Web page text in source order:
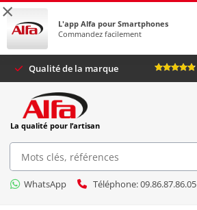
×
L'app Alfa pour Smartphones
Commandez facilement
Qualité de la marque
La qualité pour l’artisan
WhatsApp Téléphone: 09.86.87.86.05